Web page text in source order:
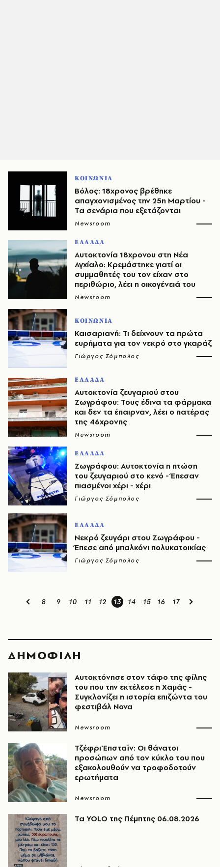
ΚΟΙΝΩΝΙΑ
Βόλος: 18χρονος βρέθηκε
απαγχονισμένος την 25η Μαρτίου -
Τα σενάρια που εξετάζονται
Newsroom
ΕΛΛΑΔΑ
Αυτοκτονία 18χρονου στη Νέα
Αγχίαλο: Κρεμάστηκε γιατί οι
συμμαθητές του τον είχαν στο
περιθώριο, λέει η οικογένειά του
Newsroom
ΚΟΙΝΩΝΙΑ
Καισαριανή: Τι δείχνουν τα πρώτα
ευρήματα για τον νεκρό στο γκαράζ
Γιώργος Σόμπολος
ΕΛΛΑΔΑ
Αυτοκτονία ζευγαριού στου
Ζωγράφου: Τους έδινα τα φάρμακα
και δεν τα έπαιρναν, λέει ο πατέρας
της 46χρονης
Newsroom
ΕΛΛΑΔΑ
Ζωγράφου: Αυτοκτονία η πτώση
του ζευγαριού στο κενό - Έπεσαν
πιασμένοι χέρι - χέρι
Γιώργος Σόμπολος
ΕΛΛΑΔΑ
Νεκρό ζευγάρι στου Ζωγράφου -
Έπεσε από μπαλκόνι πολυκατοικίας
Γιώργος Σόμπολος
8 9 10 11 12 13 14 15 16 17
ΔΗΜΟΦΙΛΗ
Αυτοκτόνησε στον τάφο της φίλης
του που την εκτέλεσε η Χαμάς -
Συγκλονίζει η ιστορία επιζώντα του
φεστιβάλ Nova
Newsroom
Τζέφρι Έπσταϊν: Οι θάνατοι
προσώπων από τον κύκλο του που
εξακολουθούν να τροφοδοτούν
ερωτήματα
Newsroom
Τα YOLO της Πέμπτης 06.08.2026